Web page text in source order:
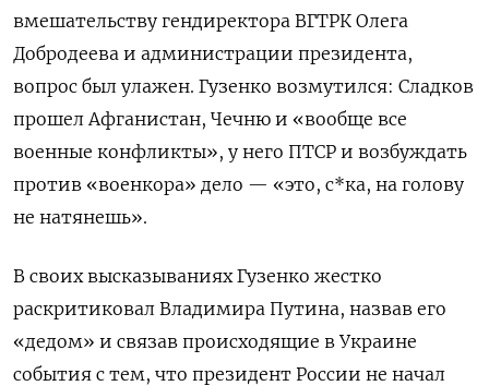
вмешательству гендиректора ВГТРК Олега
Добродеева и администрации президента,
вопрос был улажен. Гузенко возмутился: Сладков
прошел Афганистан, Чечню и «вообще все
военные конфликты», у него ПТСР и возбуждать
против «военкора» дело — «это, с*ка, на голову
не натянешь».
В своих высказываниях Гузенко жестко
раскритиковал Владимира Путина, назвав его
«дедом» и связав происходящие в Украине
события с тем, что президент России не начал